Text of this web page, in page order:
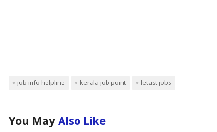
job info helpline kerala job point letast jobs
You May Also Like